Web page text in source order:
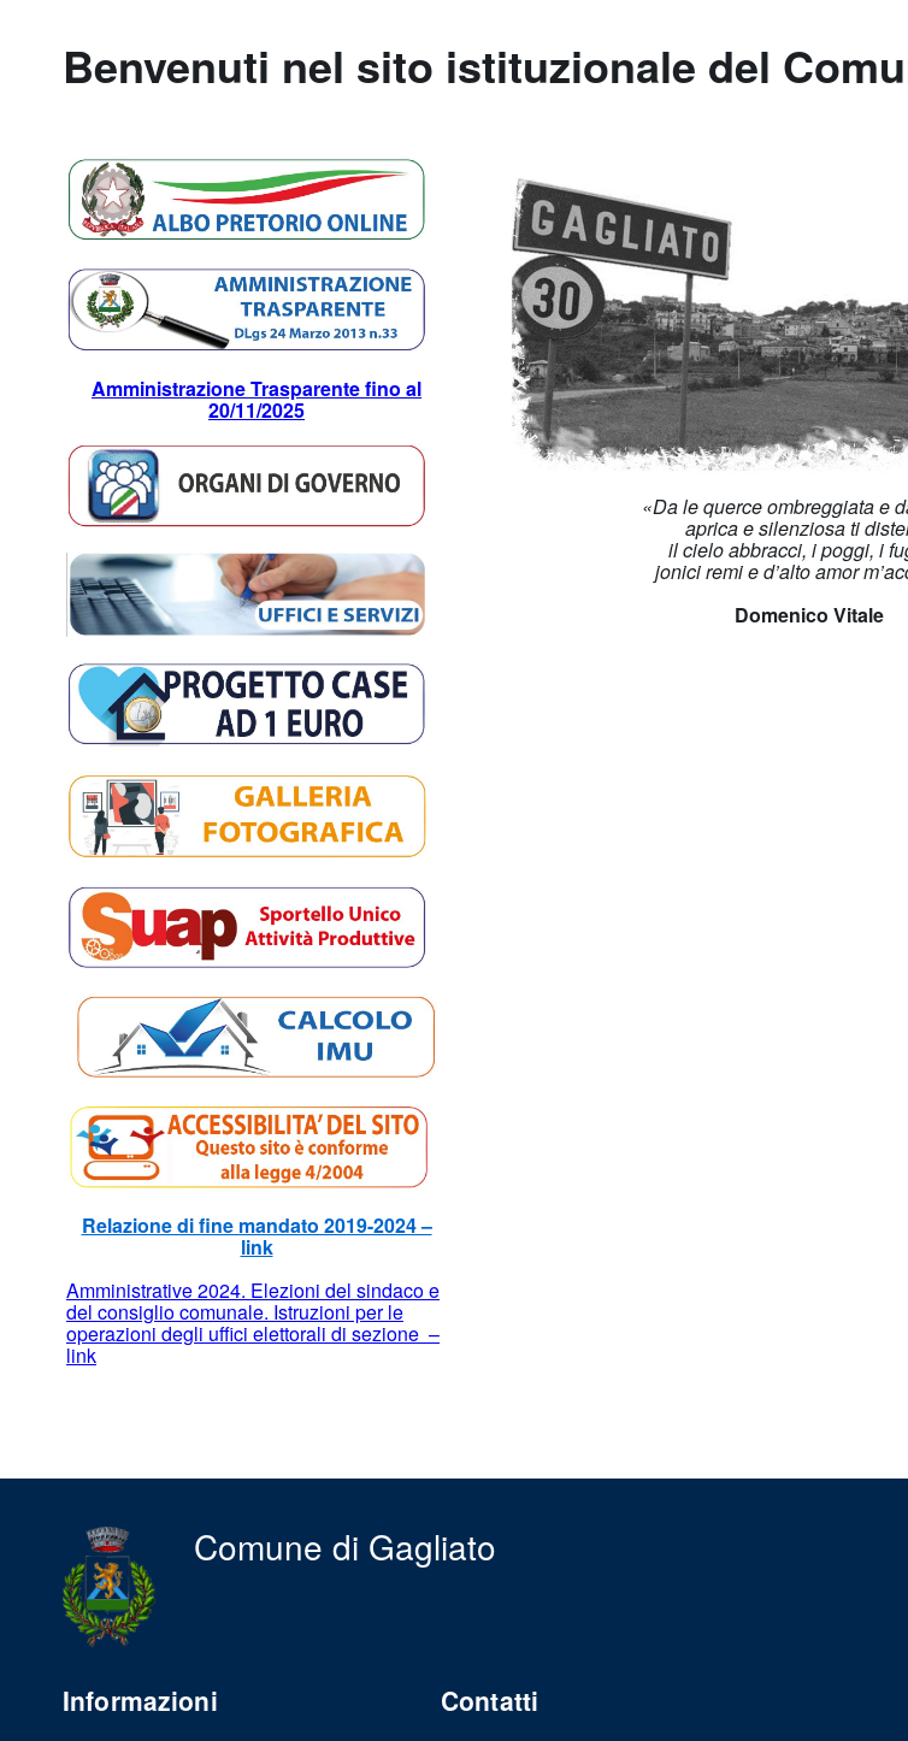
Benvenuti nel sito istituzionale del
Amministrazione Trasparentefino al
20/11/2025
Relazione di fine mandato 2019-2024 –
link
Amministrative 2024. Elezioni del sindaco e
del consiglio comunale. Istruzioni per le
operazioni degli uffici elettorali di sezione –
link
«Da le querce ombreggiata e
aprica e silenziosa ti
il cielo abbracci, i poggi, i
jonici remi e d’alto amor
Domenico Vitale
Comune di Gagliato
Informazioni Contatti